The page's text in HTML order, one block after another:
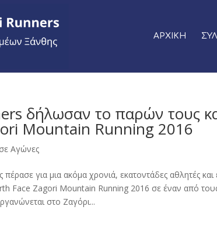
ΑΡΧΙΚΗ
δήλωσαν το παρών τους
Mountain Running 2016
Αγώνες
για μια ακόμα χρονιά, εκατοντάδες αθλητές
Face Zagori Mountain Running 2016 σε έναν από
στο Ζαγόρι...